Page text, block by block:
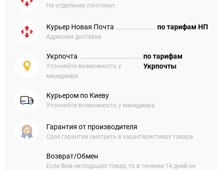
На отделение, почтомат
Курьер Новая Почта
Адресная доставка
по тарифам НП
Укрпочта
Уточняйте возможность у
менеджера
по тарифам
Укрпочты
Курьером по Киеву
Уточняйте возможность у менеджера
Гарантия от производителя
Срок гарантии смотреть в характеристиках товара
Возврат/Обмен
Если Вам не подошел товар, то в течение 14 дней он